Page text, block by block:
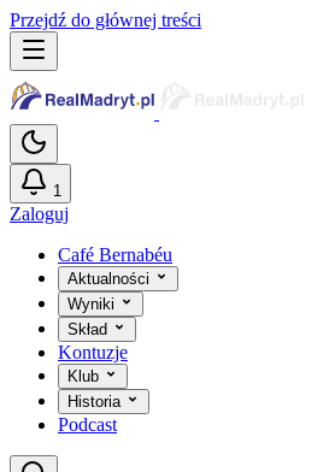
Przejdź do głównej treści
1
Zaloguj
Café Bernabéu
Aktualności
Wyniki
Skład
Kontuzje
Klub
Historia
Podcast